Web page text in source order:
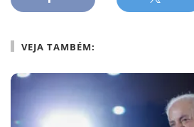
VEJA TAMBÉM: